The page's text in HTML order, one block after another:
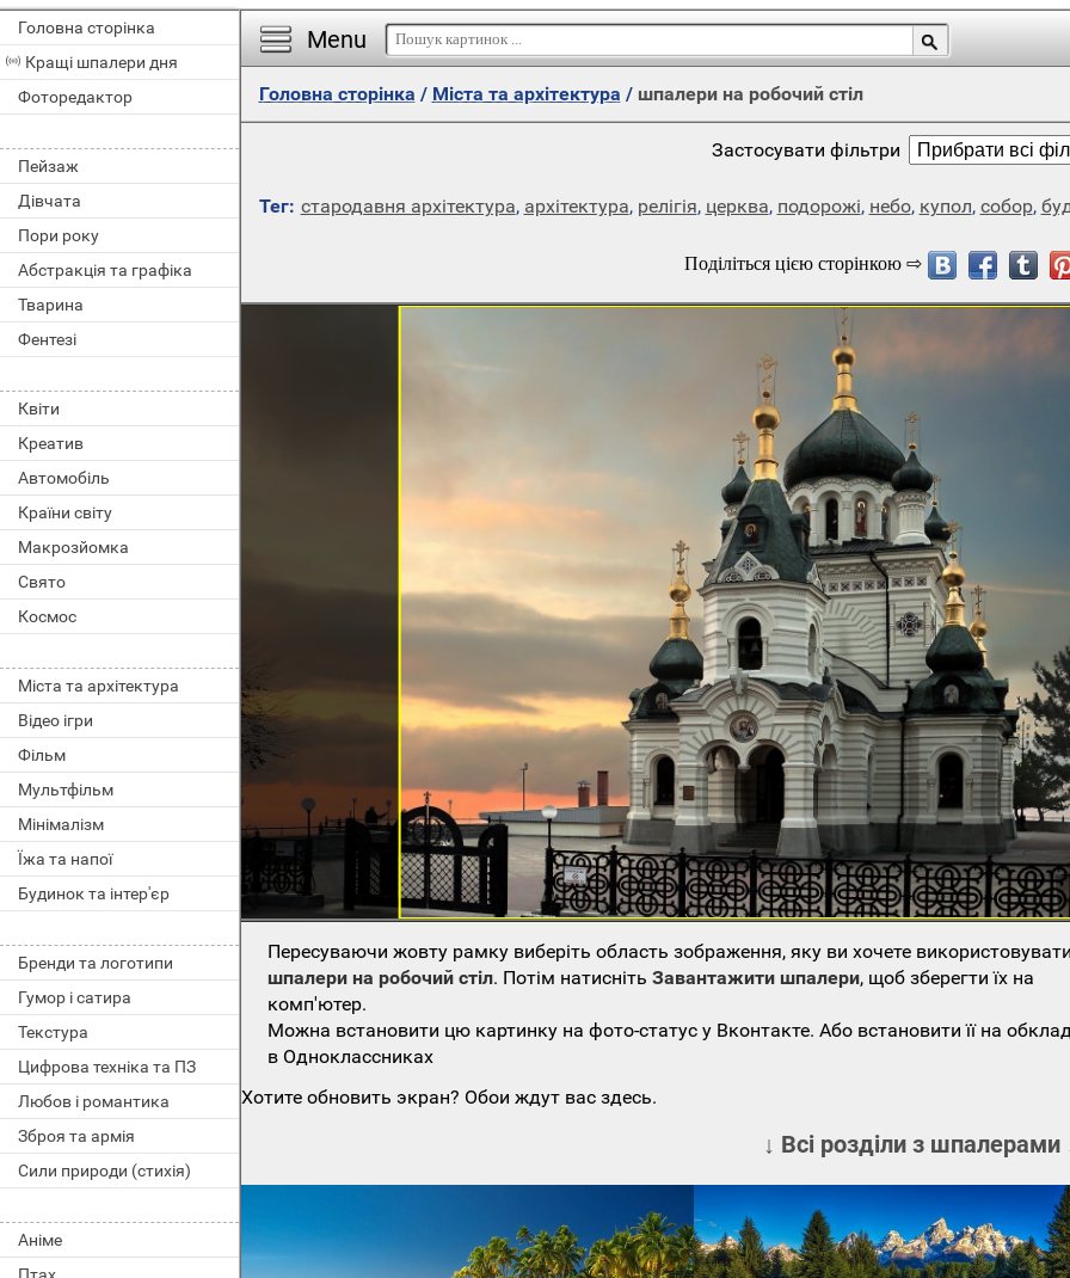
Головна сторінка
Кращі шпалери дня
Фоторедактор
Пейзаж
Дівчата
Пори року
Абстракція та графіка
Тварина
Фентезі
Квіти
Креатив
Автомобіль
Країни світу
Макрозйомка
Свято
Космос
Міста та архітектура
Відео ігри
Фільм
Мультфільм
Мінімалізм
Їжа та напої
Будинок та інтер'єр
Бренди та логотипи
Гумор і сатира
Текстура
Цифрова техніка та ПЗ
Любов і романтика
Зброя та армія
Сили природи (стихія)
Аніме
Menu
Головна сторінка / Міста та архітектура / шпалери на робочий стіл
Застосувати фільтри
Тег: стародавня архітектура, архітектура, релігія, церква, подорожі, небо, купол, собор,
Пересуваючи жовту рамку виберіть область зображення, яку ви хочете
шпалери на робочий стіл. Потім натиснітьЗавантажити шпалери, щоб зберегти їх на
комп'ютер.
Можна встановити цю картинку на фото-статус у Вконтакте. Або встановити її на
в Одноклассниках
Хотите обновить экран? Обои ждут вас здесь.
↓ Всі розділи з шпалерами